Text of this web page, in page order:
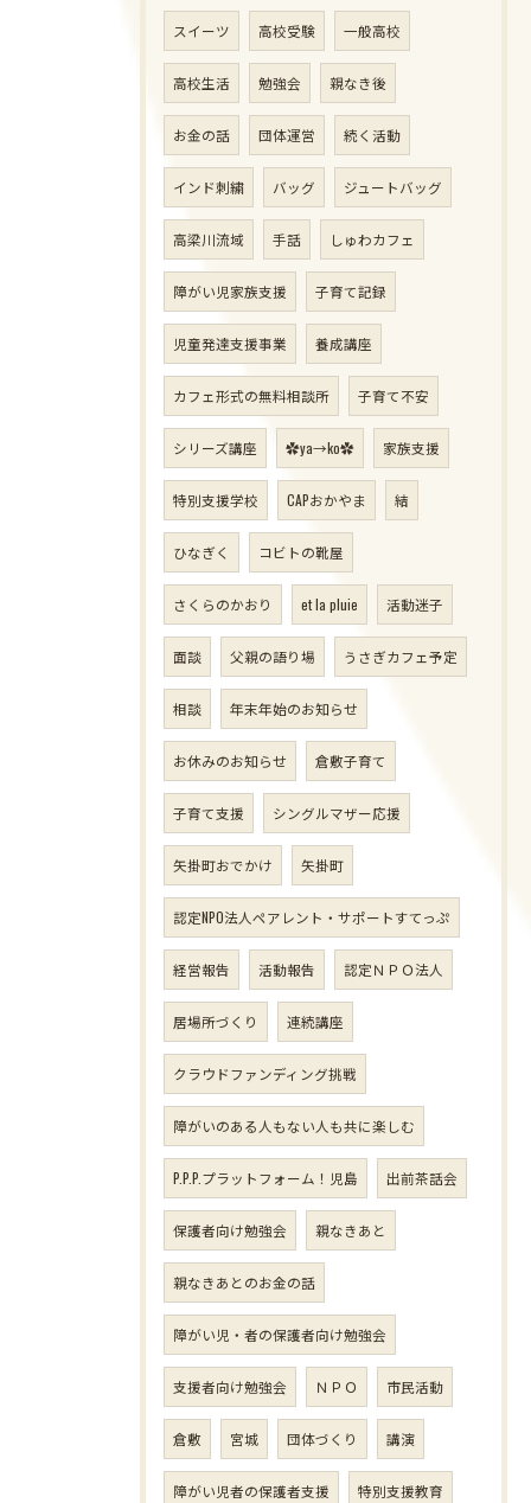
スイーツ 高校受験 一般高校
高校生活 勉強会 親なき後
お金の話 団体運営 続く活動
インド刺繍 バッグ ジュートバッグ
高梁川流域 手話 しゅわカフェ
障がい児家族支援 子育て記録
児童発達支援事業 養成講座
カフェ形式の無料相談所 子育て不安
シリーズ講座 ✿ya→ko✿ 家族支援
特別支援学校 CAPおかやま 結
ひなぎく コビトの靴屋
さくらのかおり et la pluie 活動迷子
面談 父親の語り場 うさぎカフェ予定
相談 年末年始のお知らせ
お休みのお知らせ 倉敷子育て
子育て支援 シングルマザー応援
矢掛町おでかけ 矢掛町
認定NPO法人ペアレント・サポートすてっぷ
経営報告 活動報告 認定ＮＰＯ法人
居場所づくり 連続講座
クラウドファンディング挑戦
障がいのある人もない人も共に楽しむ
P.P.P.プラットフォーム！児島 出前茶話会
保護者向け勉強会 親なきあと
親なきあとのお金の話
障がい児・者の保護者向け勉強会
支援者向け勉強会 ＮＰＯ 市民活動
倉敷 宮城 団体づくり 講演
障がい児者の保護者支援 特別支援教育